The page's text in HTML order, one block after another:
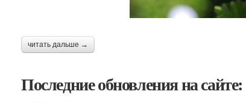
читать дальше →
Последние обновления на сайте: